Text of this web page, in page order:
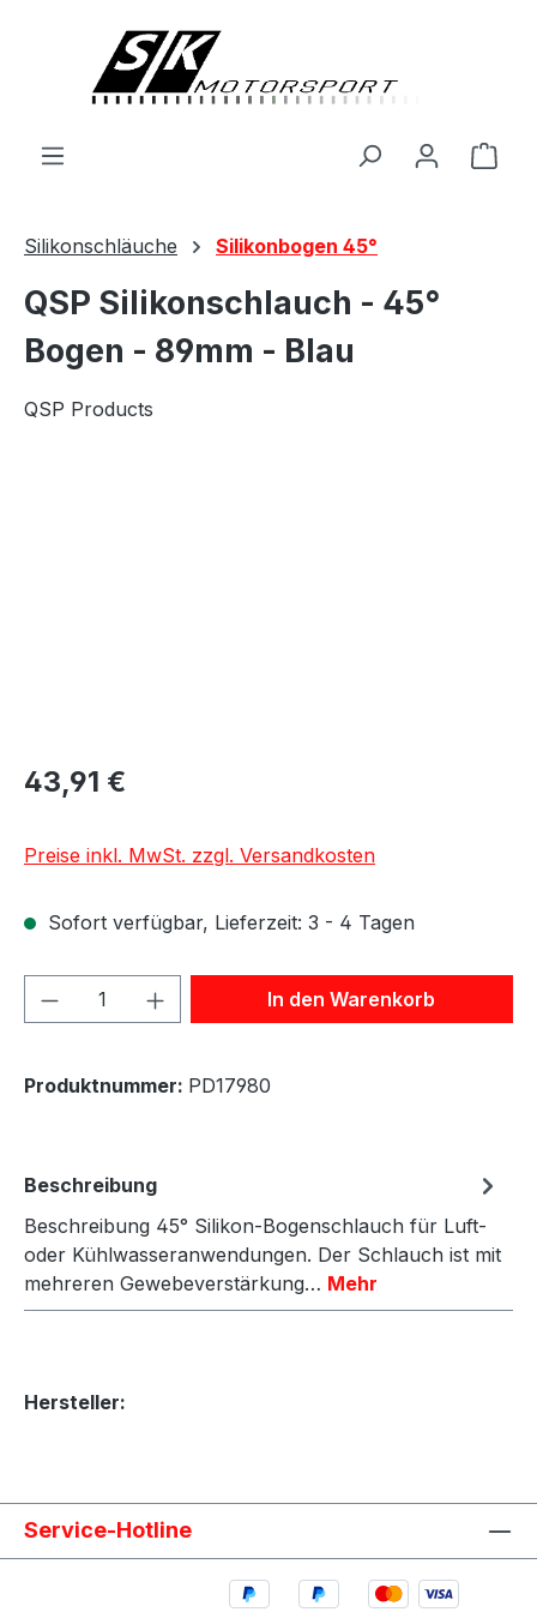
Silikonschläuche Silikonbogen 45°
QSP Silikonschlauch - 45°
Bogen - 89mm - Blau
QSP Products
43,91 €
Preise inkl. MwSt. zzgl. Versandkosten
Sofort verfügbar, Lieferzeit: 3 - 4 Tagen
Produkt Anzahl: Gib denIn den Warenkorb
Produktnummer: PD17980
Beschreibung
Beschreibung 45° Silikon-Bogenschlauch für Luft-
oder Kühlwasseranwendungen. Der Schlauch ist mit
mehreren Gewebeverstärkung… Mehr
Hersteller:
Service-Hotline